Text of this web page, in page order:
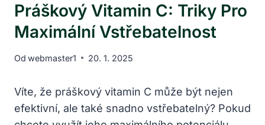
Práškový Vitamin C: Triky Pro
Maximální Vstřebatelnost
Od webmaster1 20. 1. 2025
Víte, že⁤ práškový vitamin C může být nejen⁢
efektivní, ale také ​snadno vstřebatelný? Pokud